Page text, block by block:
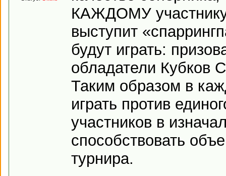
КАЖДОМУ
выступит
будут играть:
обладатели Кубков
Таким образом в
играть против
участников в
способствовать
турнира.